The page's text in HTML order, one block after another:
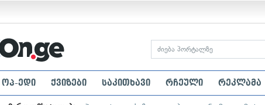
ოპ-ედი ქვიზები საკითხავი რჩეული რეკლამა